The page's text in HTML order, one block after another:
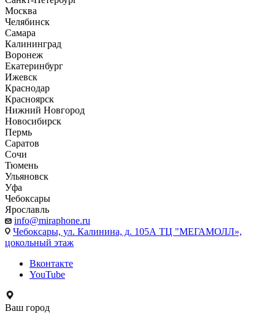
Москва
Челябинск
Самара
Калининград
Воронеж
Екатеринбург
Ижевск
Краснодар
Красноярск
Нижний Новгород
Новосибирск
Пермь
Саратов
Сочи
Тюмень
Ульяновск
Уфа
Чебоксары
Ярославль
info@miraphone.ru
Чебоксары, ул. Калинина, д. 105А ТЦ "МЕГАМОЛЛ»,
цокольный этаж
Вконтакте
YouTube
Ваш город